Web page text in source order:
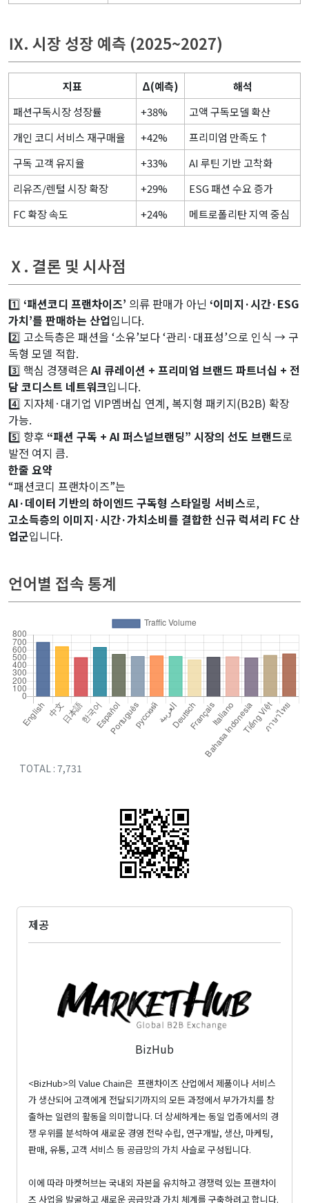
Ⅸ. 시장 성장 예측 (2025~2027)
지표 Δ(예측)
해석
패션구독시장 성장률
+38%
고액 구독모델 확산
개인 코디 서비스 재구매율
+42%
프리미엄 만족도↑
구독 고객 유지율
+33%
AI 루틴 기반 고착화
리유즈/렌털 시장 확장
+29%
ESG 패션 수요 증가
FC 확장 속도
+24% 메트로폴리탄 지역 중심
Ⅹ. 결론 및 시사점
1️⃣ ‘패션코디 프랜차이즈’ 의류 판매가 아닌 ‘이미지·시간·ESG
가치’를 판매하는 산업입니다.
2️⃣ 고소득층은 패션을 ‘소유’보다 ‘관리·대표성’으로 인식 → 구
독형 모델 적합.
3️⃣ 핵심 경쟁력은AI 큐레이션 + 프리미엄 브랜드 파트너십 + 전
담 코디스트 네트워크입니다.
4️⃣ 지자체·대기업 VIP멤버십 연계, 복지형 패키지(B2B) 확장
가능.
5️⃣ 향후 “패션 구독 + AI 퍼스널브랜딩” 시장의 선도 브랜드로
발전 여지 큼.
한줄 요약
“패션코디 프랜차이즈”는
AI·데이터 기반의 하이엔드 구독형 스타일링 서비스로,
고소득층의 이미지·시간·가치소비를 결합한 신규 럭셔리 FC 산
업군입니다.
언어별 접속 통계
TOTAL : 7,731
제공
BizHub
<BizHub>의 Value Chain은 프랜차이즈 산업에서 제품이나 서비스
가 생산되어 고객에게 전달되기까지의 모든 과정에서 부가가치를 창
출하는 일련의 활동을 의미합니다. 더 상세하게는 동일 업종에서의 경
쟁 우위를 분석하여 새로운 경영 전략 수립, 연구개발, 생산, 마케팅,
판매, 유통, 고객 서비스 등 공급망의 가치 사슬로 구성됩니다.
이에 따라 마켓허브는 국내외 자본을 유치하고 경쟁력 있는 프랜차이
즈 사업을 발굴하고 새로운 공급망과 가치 체계를 구축하려고 합니다.